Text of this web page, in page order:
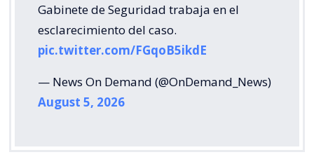
Gabinete de Seguridad trabaja en el
esclarecimiento del caso.
pic.twitter.com/FGqoB5ikdE
— News On Demand (@OnDemand_News)
August 5, 2026